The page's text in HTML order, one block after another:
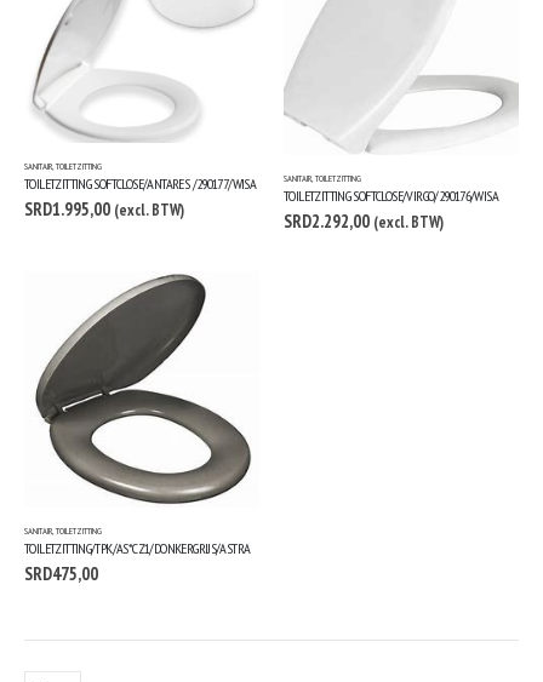
SANITAIR, TOILETZITTING
TOILETZITTING SOFTCLOSE/ANTARES /290177/WISA
SRD1.995,00 (excl. BTW)
SANITAIR TOILETZITTING
TOILETZITTING SOFTCLOSE/VIRGO/290176/WISA
SRD2.292,00 (excl. BTW)
SANITAIR, TOILETZITTING
TOILETZITTING/TPK/AS*CZ1/DONKERGRIJS/ASTRA
SRD475,00